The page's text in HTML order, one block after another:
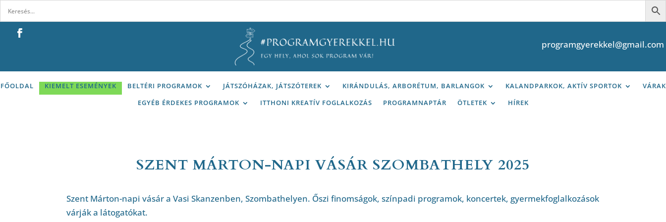
programgyerekkel@gmail.com
FŐOLDAL KIEMELT ESEMÉNYEK BELTÉRI PROGRAMOK JÁTSZÓHÁZAK, JÁTSZÓTEREK KIRÁNDULÁS, ARBORÉTUM, BARLANGOK KALANDPARKOK, AKTÍV SPORTOK
VÁRAK
EGYÉB ÉRDEKES PROGRAMOK
ITTHONI KREATÍV FOGLALKOZÁS PROGRAMNAPTÁR ÖTLETEK HÍREK
SZENT MÁRTON-NAPI VÁSÁR SZOMBATHELY 2025
Szent Márton-napi vásár a Vasi Skanzenben, Szombathelyen. Őszi finomságok, színpadi programok, koncertek, gyermekfoglalkozások
várják a látogatókat.